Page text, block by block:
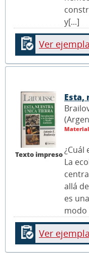
y[...]
Ver
Texto impreso
Esta,
¿Cuál
La
allá
es
modo
Ver